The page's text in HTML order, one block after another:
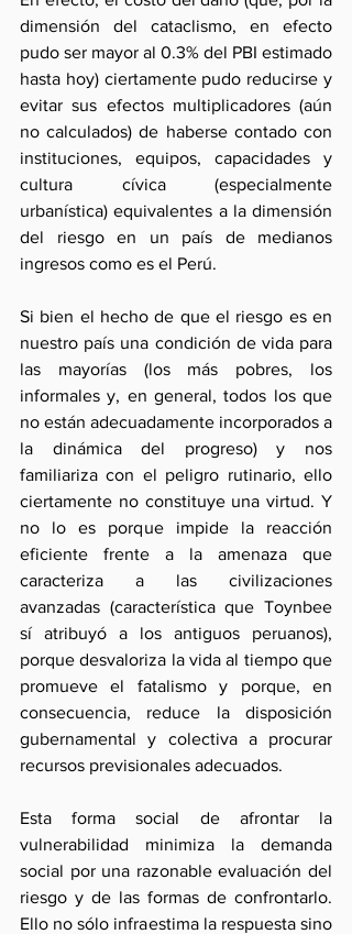
dimensión del cataclismo, en efecto
pudo ser mayor al 0.3% del PBI estimado
hasta hoy) ciertamente pudo reducirse y
evitar sus efectos multiplicadores (aún
no calculados) de haberse contado con
instituciones, equipos, capacidades y
cultura cívica (especialmente
urbanística) equivalentes a la dimensión
del riesgo en un país de medianos
ingresos como es el Perú.
Si bien el hecho de que el riesgo es en
nuestro país una condición de vida para
las mayorías (los más pobres, los
informales y, en general, todos los que
no están adecuadamente incorporados a
la dinámica del progreso) y nos
familiariza con el peligro rutinario, ello
ciertamente no constituye una virtud. Y
no lo es porque impide la reacción
eficiente frente a la amenaza que
caracteriza a las civilizaciones
avanzadas (característica que Toynbee
sí atribuyó a los antiguos peruanos),
porque desvaloriza la vida al tiempo que
promueve el fatalismo y porque, en
consecuencia, reduce la disposición
gubernamental y colectiva a procurar
recursos previsionales adecuados.
Esta forma social de afrontar la
vulnerabilidad minimiza la demanda
social por una razonable evaluación del
riesgo y de las formas de confrontarlo.
Ello no sólo infraestima la respuesta sino